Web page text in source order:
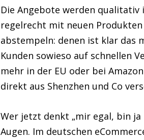
Die Angebote werden
regelrecht mit neuen
abstempeln: denen ist klar das
Kunden sowieso auf schnellen
mehr in der EU oder bei
direkt aus Shenzhen und Co
Wer jetzt denkt „mir egal, bin
Augen. Im deutschen